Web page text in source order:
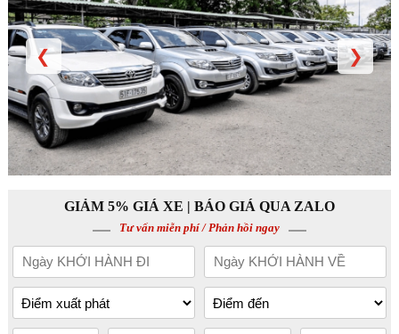
❮ ❯
GIẢM 5% GIÁ XE | BÁO GIÁ QUA ZALO
Tư vấn miễn phí / Phản hồi ngay